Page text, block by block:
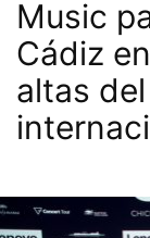
Music
Cádiz
altas